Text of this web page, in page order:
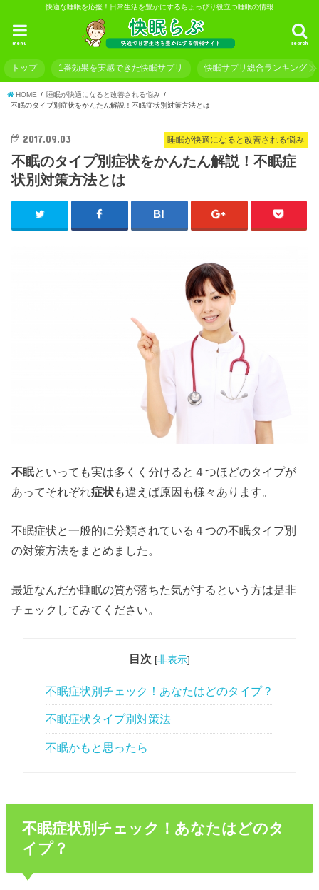
快適な睡眠を応援！日常生活を豊かにするちょっぴり役立つ睡眠の情報
search
menu
トップ 1番効果を実感できた快眠サプリ 快眠サプリ総合ランキング
HOME
睡眠が快適になると改善される悩み
不眠のタイプ別症状をかんたん解説！不眠症状別対策方法とは
睡眠が快適になると改善される悩み
2017.09.03
不眠のタイプ別症状をかんたん解説！不眠症
状別対策方法とは
不眠といっても実は多くく分けると４つほどのタイプが
あってそれぞれ症状も違えば原因も様々あります。
不眠症状と一般的に分類されている４つの不眠タイプ別
の対策方法をまとめました。
最近なんだか睡眠の質が落ちた気がするという方は是非
チェックしてみてください。
目次 [非表示]
不眠症状別チェック！あなたはどのタイプ？
不眠症状タイプ別対策法
不眠かもと思ったら
不眠症状別チェック！あなたはどのタ
イプ？